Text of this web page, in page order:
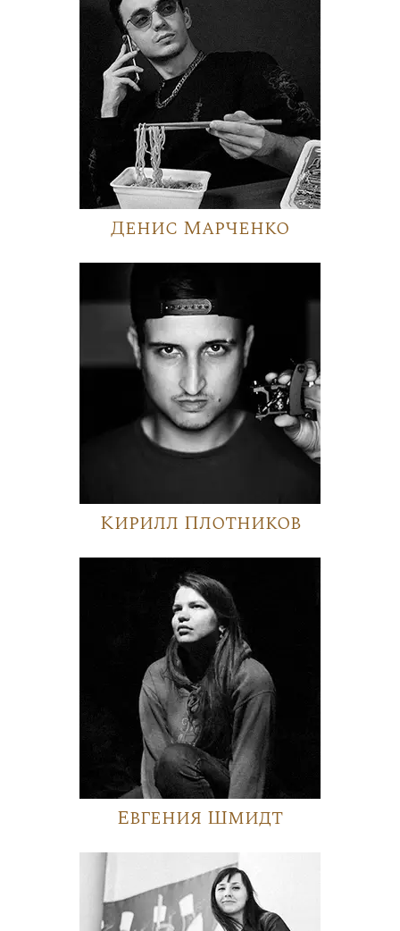
Денис Марченко
Кирилл Плотников
Евгения Шмидт